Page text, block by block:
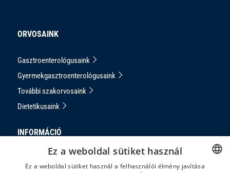
ORVOSAINK
Gasztroenterológusaink
Gyermekgasztroenterológusaink
További szakorvosaink
Dietetikusaink
INFORMÁCIÓ
Ez a weboldal sütiket használ
Ez a weboldal sütiket használ a felhasználói élmény javítása